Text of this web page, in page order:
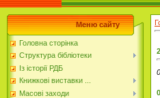
Меню сайту
Головна сторінка
Структура бібліотеки
Із історії РДБ
Книжкові виставки ...
Масові заходи